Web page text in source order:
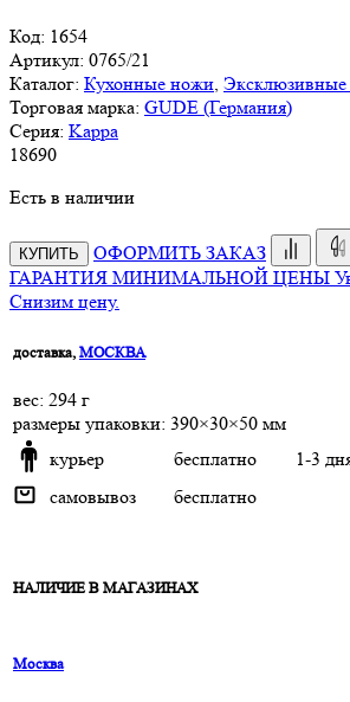
Код: 1654
Артикул: 0765/21
Каталог: Кухонные ножи
Торговая марка: GUDE (Германия)
Серия: Kappa
18690
Есть в наличии
КУПИТЬ
ОФОРМИТЬ ЗАКАЗ
ГАРАНТИЯ МИНИМАЛЬНОЙ ЦЕНЫ
Снизим цену.
доставка, МОСКВА
веc: 294 г
размеры упаковки: 390×30×50 мм
курьер
бесплатно
1-3
самовывоз
бесплатно
НАЛИЧИЕ В МАГАЗИНАХ
Москва